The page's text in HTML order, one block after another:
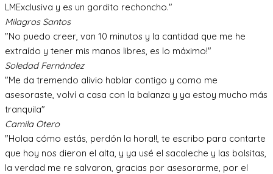
LMExclusiva y es un gordito rechoncho."
Milagros Santos
"No puedo creer, van 10 minutos y la cantidad que me he
extraído y tener mis manos libres, es lo máximo!"
Soledad Fernández
"Me da tremendo alivio hablar contigo y como me
asesoraste, volví a casa con la balanza y ya estoy mucho más
tranquila"
Camila Otero
"Holaa cómo estás, perdón la hora!!, te escribo para contarte
que hoy nos dieron el alta, y ya usé el sacaleche y las bolsitas,
la verdad me re salvaron, gracias por asesorarme, por el